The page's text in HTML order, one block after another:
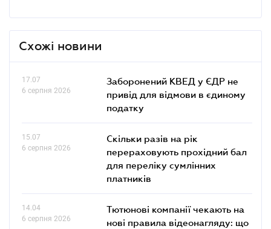
Схожі новини
17.07
6 серпня 2026
Заборонений КВЕД у ЄДР не
привід для відмови в єдиному
податку
15.07
6 серпня 2026
Скільки разів на рік
перераховують прохідний бал
для переліку сумлінних
платників
14.04
6 серпня 2026
Тютюнові компанії чекають на
нові правила відеонагляду: що